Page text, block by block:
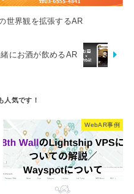
世界観を拡張するAR
にお酒が飲めるAR
WebAR事例